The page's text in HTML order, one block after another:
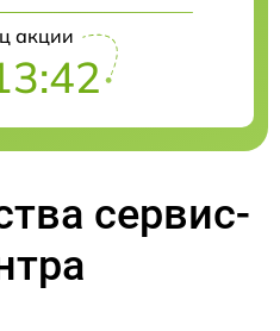
акции
сервис-